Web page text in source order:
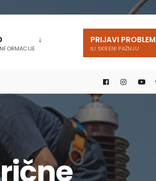
PRIJAVI PROBLEM
ILI SKRENI PAŽNJU